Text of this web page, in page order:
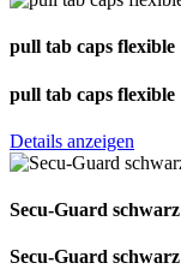
pull tab caps flexible
pull tab caps flexible
Details anzeigen
Secu-Guard schwarz
Secu-Guard schwarz